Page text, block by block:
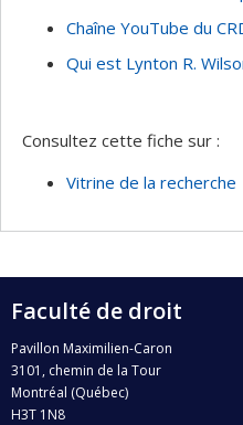
Chaîne YouTube du
Qui est Lynton R.
Consultez cette fiche sur :
Vitrine de la recherche
Faculté de droit
Pavillon Maximilien-Caron
3101, chemin de la Tour
Montréal (Québec)
H3T 1N8